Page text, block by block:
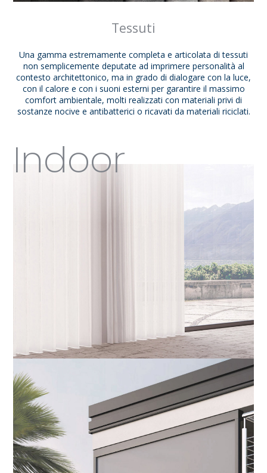
Tessuti
Una gamma estremamente completa e articolata di tessuti
non semplicemente deputate ad imprimere personalità al
contesto architettonico, ma in grado di dialogare con la luce,
con il calore e con i suoni esterni per garantire il massimo
comfort ambientale, molti realizzati con materiali privi di
sostanze nocive e antibatterici o ricavati da materiali riciclati.
Indoor